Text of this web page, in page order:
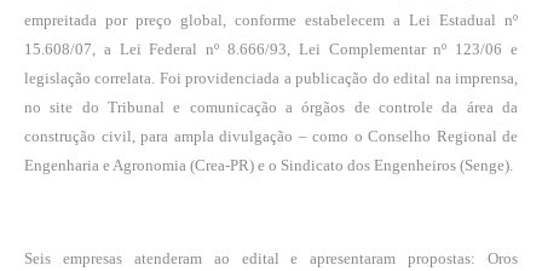
empreitada por preço global, conforme estabelecem a Lei Estadual nº
15.608/07, a Lei Federal nº 8.666/93, Lei Complementar nº 123/06 e
legislação correlata. Foi providenciada a publicação do edital na imprensa,
no site do Tribunal e comunicação a órgãos de controle da área da
construção civil, para ampla divulgação – como o Conselho Regional de
Engenharia e Agronomia (Crea-PR) e o Sindicato dos Engenheiros (Senge).
Seis empresas atenderam ao edital e apresentaram propostas: Oros